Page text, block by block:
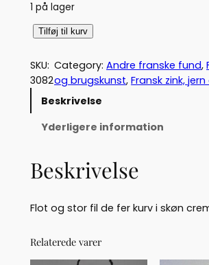
1 på lager
F
a
n
s
d
e
e
k
u
Tilføj til kurv
SKU:
3082
Category:Andre franske fund,
og brugskunst, Fransk zink,
Beskrivelse
Yderligere information
Beskrivelse
Flot og stor fil de fer kurv i skøn
Relaterede varer